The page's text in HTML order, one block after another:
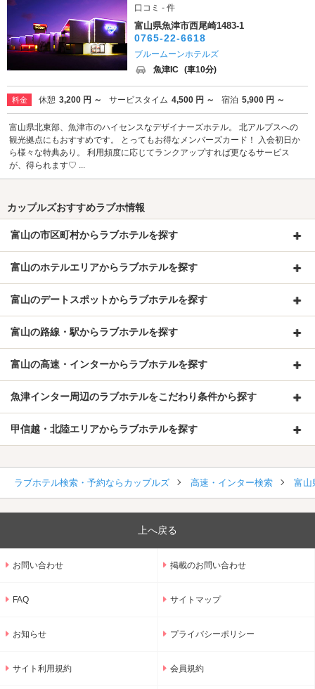
口コミ - 件
富山県魚津市西尾崎1483-1
0765-22-6618
ブルームーンホテルズ
魚津IC (車10分)
料金 休憩 3,200 円 ～ サービスタイム 4,500 円 ～ 宿泊 5,900 円 ～
富山県北東部、魚津市のハイセンスなデザイナーズホテル。 北アルプスへの
観光拠点にもおすすめです。 とってもお得なメンバーズカード！ 入会初日か
ら様々な特典あり。 利用頻度に応じてランクアップすれば更なるサービス
が、得られます♡ ...
カップルズおすすめラブホ情報
富山の市区町村からラブホテルを探す
富山のホテルエリアからラブホテルを探す
富山のデートスポットからラブホテルを探す
富山の路線・駅からラブホテルを探す
富山の高速・インターからラブホテルを探す
魚津インター周辺のラブホテルをこだわり条件から探す
甲信越・北陸エリアからラブホテルを探す
ラブホテル検索・予約ならカップルズ 高速・インター検索 富山
上へ戻る
お問い合わせ 掲載のお問い合わせ
FAQ サイトマップ
お知らせ プライバシーポリシー
サイト利用規約 会員規約